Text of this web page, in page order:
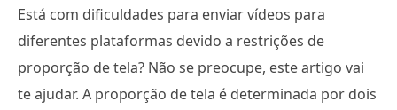
Está com dificuldades para enviar vídeos para
diferentes plataformas devido a restrições de
proporção de tela? Não se preocupe, este artigo vai
te ajudar. A proporção de tela é determinada por dois